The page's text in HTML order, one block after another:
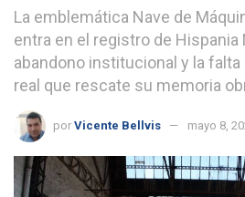
La emblemática Nave de
entra en el registro de Hispania
abandono institucional y la
real que rescate su memoria
por Vicente Bellvis mayo 8,